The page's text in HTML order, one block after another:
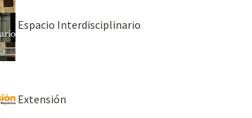
Espacio Interdisciplinario
Extensión